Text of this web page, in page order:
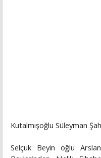
Kutalmışoğlu Süleyman Şah
Selçuk Beyin oğlu